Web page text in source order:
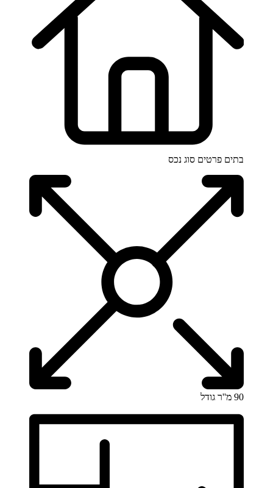
בתים פרטים סוג נכס
90 מ''ר גודל